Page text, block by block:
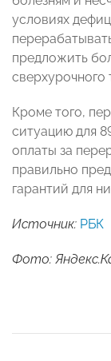
условиях
предложить
сверхурочного
Кроме того,
ситуацию для
оплаты за
правильно
гарантий для
Источник: РБК
Фото: